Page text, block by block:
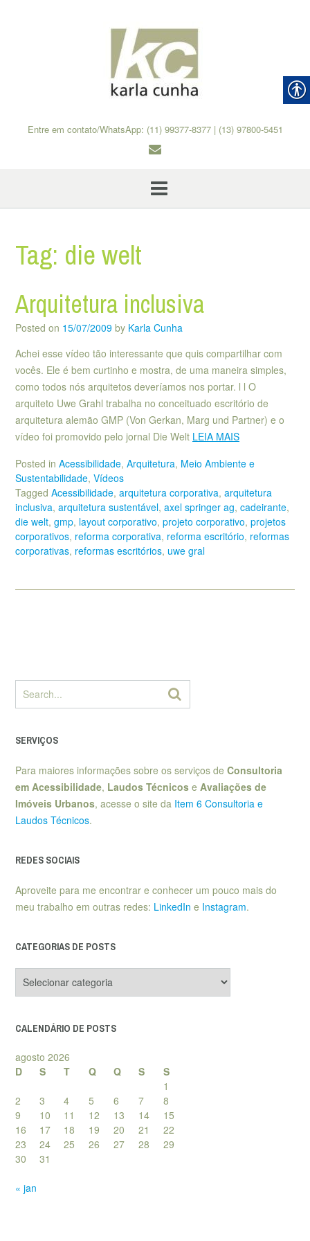
Entre em contato/WhatsApp: (11) 99377-8377 | (13) 97800-5451
Tag: die welt
Arquitetura inclusiva
Posted on 15/07/2009 by Karla Cunha
Achei esse vídeo tão interessante que quis compartilhar com
vocês. Ele é bem curtinho e mostra, de uma maneira simples,
como todos nós arquitetos deveríamos nos portar. l l O
arquiteto Uwe Grahl trabalha no conceituado escritório de
arquitetura alemão GMP (Von Gerkan, Marg und Partner) e o
vídeo foi promovido pelo jornal Die Welt LEIA MAIS
Posted in Acessibilidade, Arquitetura, Meio Ambiente e
Sustentabilidade, Vídeos
Tagged Acessibilidade, arquitetura corporativa, arquitetura
inclusiva, arquitetura sustentável, axel springer ag, cadeirante,
die welt, gmp, layout corporativo, projeto corporativo, projetos
corporativos, reforma corporativa, reforma escritório, reformas
corporativas, reformas escritórios, uwe gral
SERVIÇOS
Para maiores informações sobre os serviços de Consultoria
em Acessibilidade, Laudos Técnicos e Avaliações de
Imóveis Urbanos, acesse o site da Item 6 Consultoria e
Laudos Técnicos.
REDES SOCIAIS
Aproveite para me encontrar e conhecer um pouco mais do
meu trabalho em outras redes: LinkedIn e Instagram.
CATEGORIAS DE POSTS
de
CALENDÁRIO DE POSTS
agosto 2026
D
S T Q Q S
S
1
2
3 4 5 6 7
8
9
10 11 12 13 14
15
16
17 18 19 20 21
22
23
24 25 26 27 28
29
30
31
« jan